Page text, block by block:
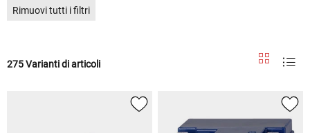
Rimuovi tutti i filtri
275 Varianti di articoli